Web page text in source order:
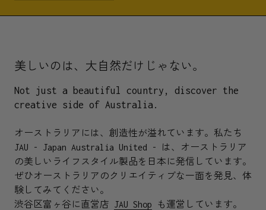
美しいのは、大自然だけじゃない。
Not just a beautiful country, discover the
creative side of Australia.
オーストラリアには、創造性が溢れています。私たち
JAU - Japan Australia United - は、オーストラリア
の美しいライフスタイル製品を日本に発信しています。
ぜひオーストラリアのクリエイティブな一面を発見、体
験してみてください。
渋谷区富ヶ谷に直営店 JAU Shop も運営しています。